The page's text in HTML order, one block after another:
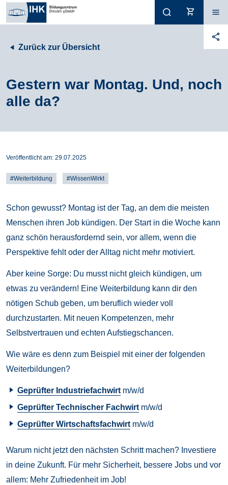
Zurück zur Übersicht
Gestern war Montag. Und, noch
alle da?
Veröffentlicht am: 29.07.2025
#Weiterbildung #WissenWirkt
Schon gewusst? Montag ist der Tag, an dem die meisten
Menschen ihren Job kündigen. Der Start in die Woche kann
ganz schön herausfordernd sein, vor allem, wenn die
Perspektive fehlt oder der Alltag nicht mehr motiviert.
Aber keine Sorge: Du musst nicht gleich kündigen, um
etwas zu verändern! Eine Weiterbildung kann dir den
nötigen Schub geben, um beruflich wieder voll
durchzustarten. Mit neuen Kompetenzen, mehr
Selbstvertrauen und echten Aufstiegschancen.
Wie wäre es denn zum Beispiel mit einer der folgenden
Weiterbildungen?
Geprüfter Industriefachwirt m/w/d
Geprüfter Technischer Fachwirt m/w/d
Geprüfter Wirtschaftsfachwirt m/w/d
Warum nicht jetzt den nächsten Schritt machen? Investiere
in deine Zukunft. Für mehr Sicherheit, bessere Jobs und vor
allem: Mehr Zufriedenheit im Job!